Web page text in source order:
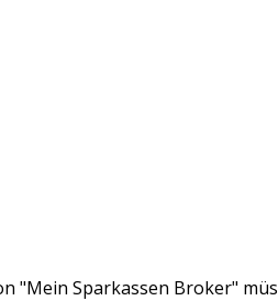
"Mein Sparkassen Broker"